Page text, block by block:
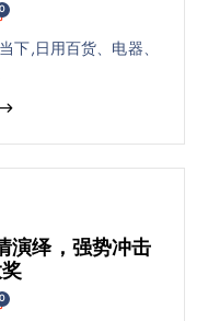
0
下,日用百货、电器、
演绎，强势冲击
0